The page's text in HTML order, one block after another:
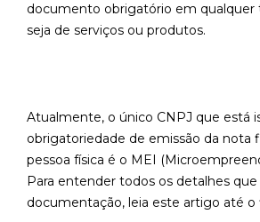
documento obrigatório em qualquer
seja de serviços ou produtos.
Atualmente, o único CNPJ que está
obrigatoriedade de emissão da nota
pessoa física é o MEI
Para entender todos os detalhes
documentação, leia este artigo até o